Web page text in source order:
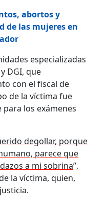
abortos y
de las mujeres en
especializadas
DGI, que
con el fiscal de
de la víctima fue
los exámenes
degollar, porque
parece que
a mi sobrina”,
la víctima, quien,